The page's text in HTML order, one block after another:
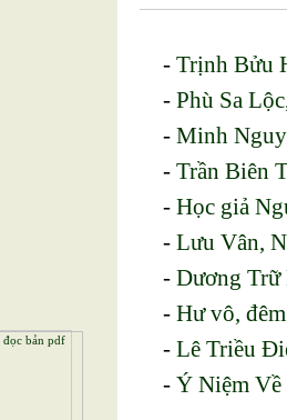
-Trịnh Bửu
-Phù Sa
-Minh
-Trần Biên
-Học giả
-Lưu Vân,
-Dương Trữ
-Hư vô,
-Lê Triều
-Ý Niệm Về